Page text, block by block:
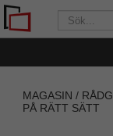
MAGASIN
PÅ RÄTT SÄTT